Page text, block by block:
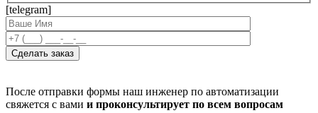
[telegram]
После отправки формы наш инженер по автоматизации
свяжется с вами и проконсультирует по всем вопросам